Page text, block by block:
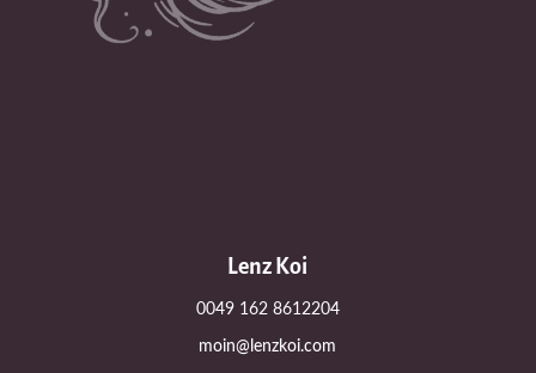
Lenz Koi
0049 162 8612204
moin@lenzkoi.com